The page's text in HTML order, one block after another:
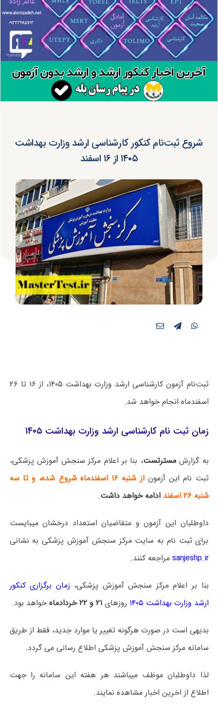
شروع ثبت‌نام کنکور کارشناسی ارشد وزارت بهداشت
۱۴۰۵ از ۱۶ اسفند
ثبت‌نام آزمون کارشناسی ارشد وزارت بهداشت ۱۴۰۵، از ۱۶ تا ۲۶
اسفند‌ماه انجام خواهد شد.
زمان ثبت‌ نام کارشناسی ارشد وزارت بهداشت ۱۴۰۵
به گزارشمسترتست، بنا بر اعلام مرکز سنجش آموزش پزشکی،
ثبت نام این آزمون
از شنبه ۱۶ اسفندماه شروع شده، و تا سه
شنبه ۲۶ اسفند
ادامه خواهد داشت.
داوطلبان این آزمون و متقاضیان استعداد درخشان میبایست
برای ثبت‌ نام به سایت مرکز سنجش آموزش پزشکی به نشانی
sanjeshp.ir مراجعه کنند.
بنا بر اعلام مرکز سنجش آموزش پزشکی، زمان برگزاری کنکور
ارشد وزارت بهداشت ۱۴۰۵
روزهای۲۱ و ۲۲ خردادماه خواهد بود.
بدیهی است در صورت هرگونه تغییر یا موارد جدید، فقط از طریق
سامانه مرکز سنجش آموزش پزشکی اطلاع رسانی می گردد.
لذا داوطلبان موظف میباشند هر هفته این سامانه را جهت
اطلاع از اخرین اخبار مشاهده نمایند.